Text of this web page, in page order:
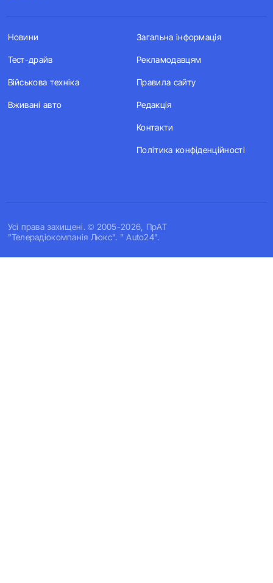
Усi права захищенi. © 2005-2026, ПрАТ
"Телерадіокомпанія Люкс". " Auto24".
Новини
Тест-драйв
Військова техніка
Вживані авто
Загальна інформація
Рекламодавцям
Правила сайту
Редакція
Контакти
Політика конфіденційності